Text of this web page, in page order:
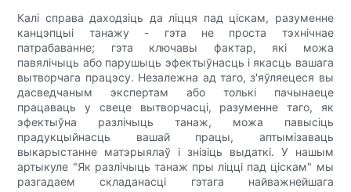
Калі справа даходзіць да ліцця пад ціскам, разуменне
канцэпцыі танажу - гэта не проста тэхнічнае
патрабаванне; гэта ключавы фактар, які можа
павялічыць або парушыць эфектыўнасць і якасць вашага
вытворчага працэсу. Незалежна ад таго, з'яўляецеся вы
дасведчаным экспертам або толькі пачынаеце
працаваць у свеце вытворчасці, разуменне таго, як
эфектыўна разлічыць танаж, можа павысіць
прадукцыйнасць вашай працы, аптымізаваць
выкарыстанне матэрыялаў і знізіць выдаткі. У нашым
артыкуле "Як разлічыць танаж пры ліцці пад ціскам" мы
разгадаем складанасці гэтага найважнейшага